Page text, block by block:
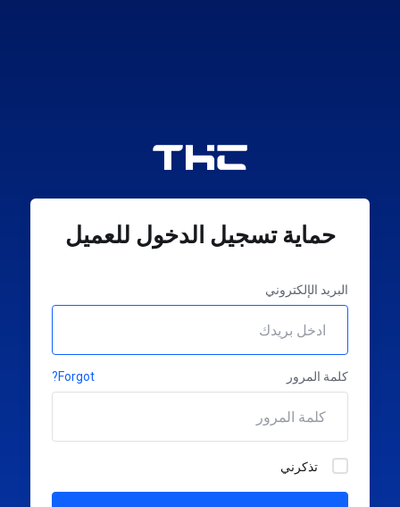
حماية تسجيل الدخول للعميل
البريد الإلكتروني
كلمة المرور Forgot?
تذكرني